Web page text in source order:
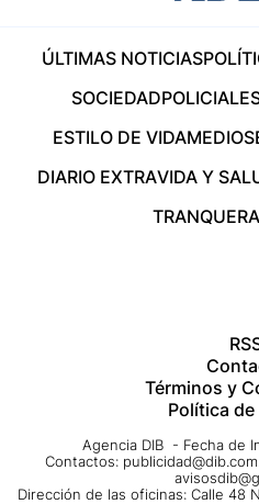
ÚLTIMAS NOTICIAS
SOCIEDAD
ESTILO DE VIDAMEDIOS
DIARIO EXTRAVIDA Y
TRANQUERA
Términos y
Política
Agencia DIB - Fecha de
Contactos:
Dirección de las oficinas: Calle 48